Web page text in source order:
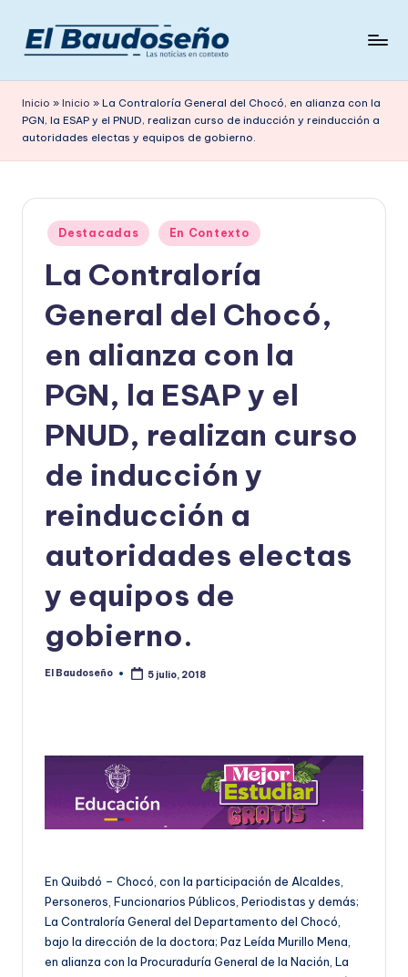
Saltar
contenido
e
ri
ó
d
en
contexto
Inicio » Inicio » La Contraloría General del Chocó, en alianza con la
PGN, la ESAP y el PNUD, realizan curso de inducción y reinducción a
autoridades electas y equipos de gobierno.
Publicado
en
Destacadas En Contexto
La Contraloría
General del Chocó,
en alianza con la
PGN, la ESAP y el
PNUD, realizan curso
de inducción y
reinducción a
autoridades electas
y equipos de
gobierno.
Publicado
El Baudoseño 5 julio, 2018
En Quibdó – Chocó, con la participación de Alcaldes,
Personeros, Funcionarios Públicos, Periodistas y demás;
La Contraloría General del Departamento del Chocó,
bajo la dirección de la doctora; Paz Leída Murillo Mena,
en alianza con la Procuraduría General de la Nación, La